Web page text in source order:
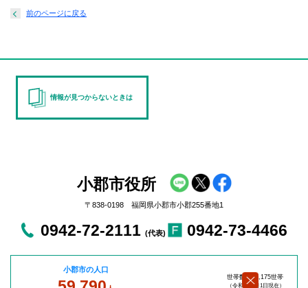
前のページに戻る
情報が見つからないときは
小郡市役所
〒838-0198 福岡県小郡市小郡255番地1
0942-72-2111 (代表) 0942-73-4466
小郡市の人口
世帯数：27,175世帯
（令和8年8月1日現在）